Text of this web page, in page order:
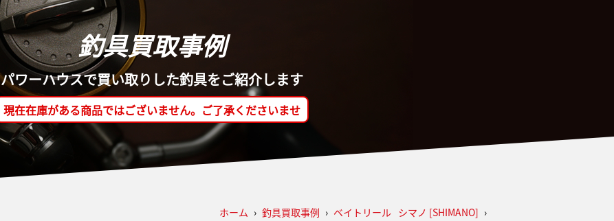
釣具買取事例
パワーハウスで買い取りした釣具をご紹介します
現在在庫がある商品ではございません。ご了承くださいませ
ホーム › 釣具買取事例 › ベイトリール シマノ [SHIMANO] ›